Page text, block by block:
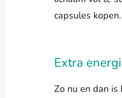
capsules kopen.
Extra
Zo nu en dan